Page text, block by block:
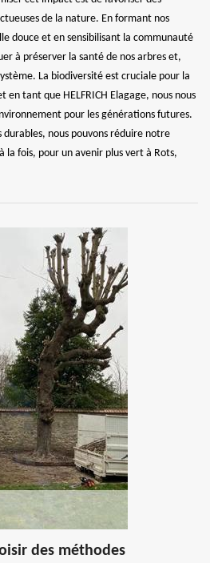
de la nature. En formant nos
douce et en sensibilisant la communauté
à préserver la santé de nos arbres et,
La biodiversité est cruciale pour la
tant que HELFRICH Elagage, nous nous
pour les générations futures.
durables, nous pouvons réduire notre
la fois, pour un avenir plus vert à Rots,
des méthodes